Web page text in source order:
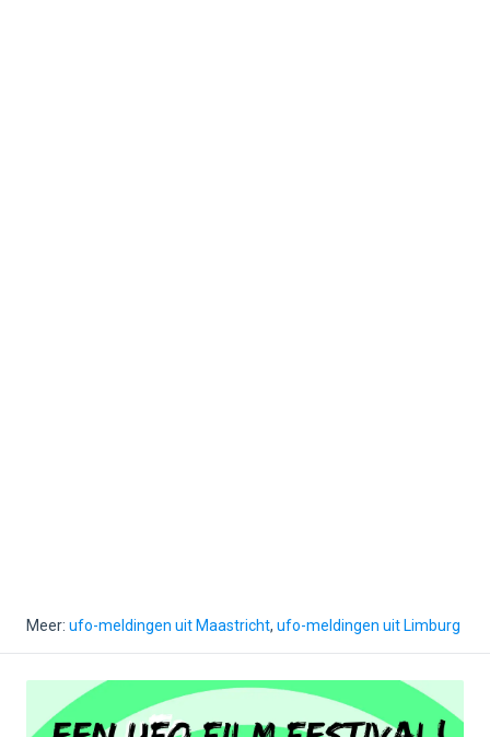
Meer: ufo-meldingen uit Maastricht, ufo-meldingen uit Limburg